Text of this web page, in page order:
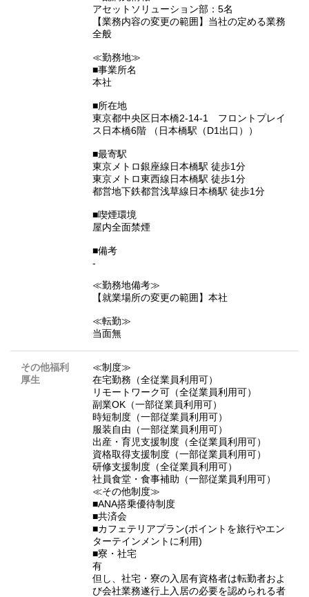
アセットソリューション部：5名
【業務内容の変更の範囲】当社の定める業務
全般
≪勤務地≫
■事業所名
本社
■所在地
東京都中央区日本橋2-14-1 フロントプレイ
ス日本橋6階 （日本橋駅（D1出口））
■最寄駅
東京メトロ銀座線日本橋駅 徒歩1分
東京メトロ東西線日本橋駅 徒歩1分
都営地下鉄都営浅草線日本橋駅 徒歩1分
■喫煙環境
屋内全面禁煙
■備考
-
≪勤務地備考≫
【就業場所の変更の範囲】本社
≪転勤≫
当面無
その他福利
厚生
≪制度≫
在宅勤務（全従業員利用可）
リモートワーク可（全従業員利用可）
副業OK（一部従業員利用可）
時短制度（一部従業員利用可）
服装自由（一部従業員利用可）
出産・育児支援制度（全従業員利用可）
資格取得支援制度（一部従業員利用可）
研修支援制度（全従業員利用可）
社員食堂・食事補助（一部従業員利用可）
≪その他制度≫
■ANA搭乗優待制度
■共済会
■カフェテリアプラン(ポイントを旅行やエン
ターテインメントに利用)
■寮・社宅
有
但し、社宅・寮の入居有資格者は転勤者およ
び会社業務遂行上入居の必要を認められる者